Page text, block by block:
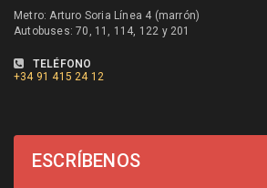
Metro: Arturo Soria Línea 4 (marrón)
Autobuses: 70, 11, 114, 122 y 201
TELÉFONO
+34 91 415 24 12
ESCRÍBENOS